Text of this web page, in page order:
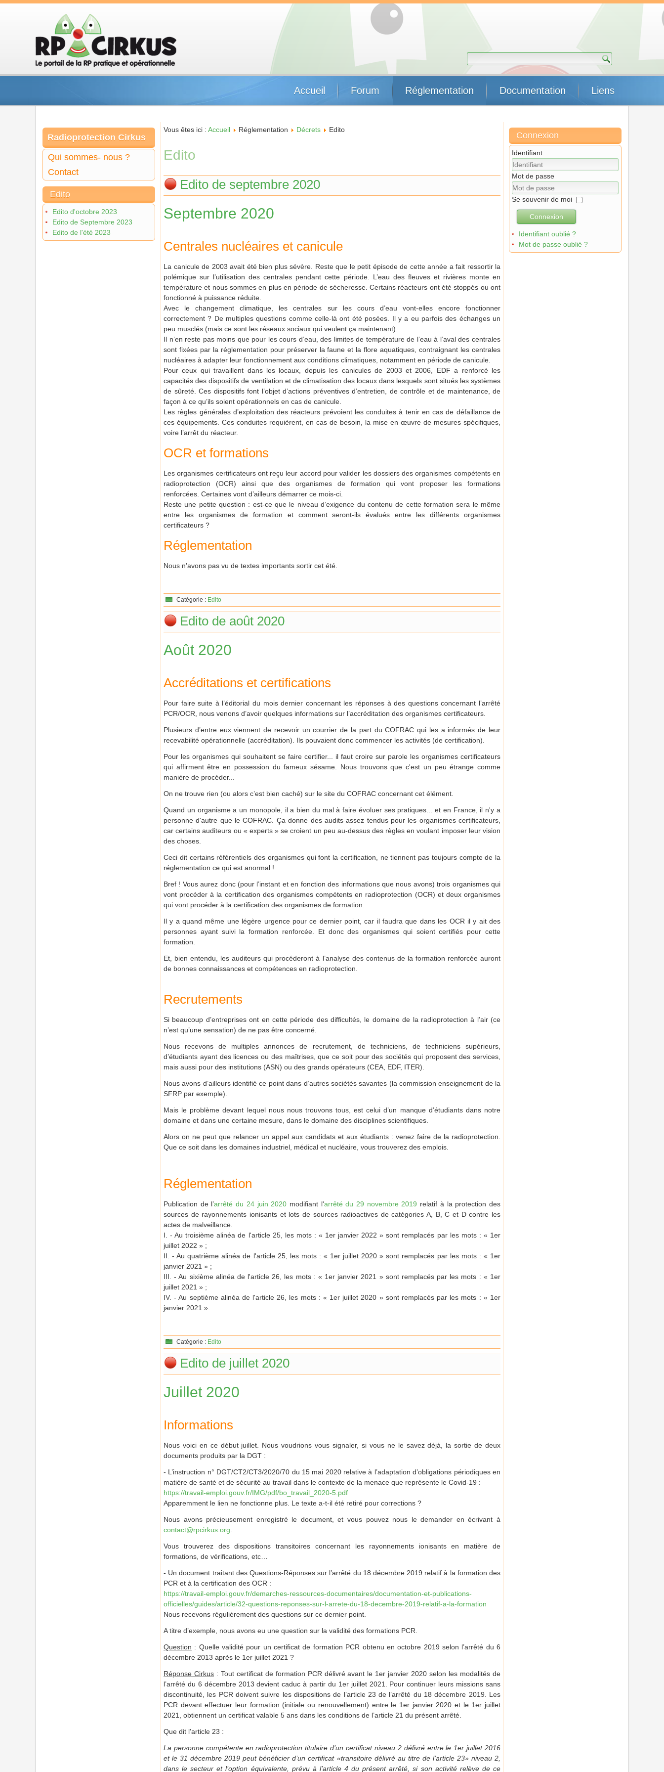
Accueil Forum Réglementation Documentation Liens
Radioprotection Cirkus
Qui sommes- nous ?
Contact
Edito
Edito d'octobre 2023
Edito de Septembre 2023
Edito de l'été 2023
Vous êtes ici : Accueil Réglementation Décrets Edito
Edito
Edito de septembre 2020
Septembre 2020
Centrales nucléaires et canicule
La canicule de 2003 avait été bien plus sévère. Reste que le petit épisode de cette année a fait ressortir la
polémique sur l’utilisation des centrales pendant cette période. L’eau des fleuves et rivières monte en
température et nous sommes en plus en période de sécheresse. Certains réacteurs ont été stoppés ou ont
fonctionné à puissance réduite.
Avec le changement climatique, les centrales sur les cours d’eau vont-elles encore fonctionner
correctement ? De multiples questions comme celle-là ont été posées. Il y a eu parfois des échanges un
peu musclés (mais ce sont les réseaux sociaux qui veulent ça maintenant).
Il n’en reste pas moins que pour les cours d’eau, des limites de température de l’eau à l’aval des centrales
sont fixées par la réglementation pour préserver la faune et la flore aquatiques, contraignant les centrales
nucléaires à adapter leur fonctionnement aux conditions climatiques, notamment en période de canicule.
Pour ceux qui travaillent dans les locaux, depuis les canicules de 2003 et 2006, EDF a renforcé les
capacités des dispositifs de ventilation et de climatisation des locaux dans lesquels sont situés les systèmes
de sûreté. Ces dispositifs font l’objet d’actions préventives d’entretien, de contrôle et de maintenance, de
façon à ce qu’ils soient opérationnels en cas de canicule.
Les règles générales d’exploitation des réacteurs prévoient les conduites à tenir en cas de défaillance de
ces équipements. Ces conduites requièrent, en cas de besoin, la mise en œuvre de mesures spécifiques,
voire l’arrêt du réacteur.
OCR et formations
Les organismes certificateurs ont reçu leur accord pour valider les dossiers des organismes compétents en
radioprotection (OCR) ainsi que des organismes de formation qui vont proposer les formations
renforcées. Certaines vont d’ailleurs démarrer ce mois-ci.
Reste une petite question : est-ce que le niveau d’exigence du contenu de cette formation sera le même
entre les organismes de formation et comment seront-ils évalués entre les différents organismes
certificateurs ?
Réglementation
Nous n’avons pas vu de textes importants sortir cet été.
Catégorie : Edito
Edito de août 2020
Août 2020
Accréditations et certifications
Pour faire suite à l’éditorial du mois dernier concernant les réponses à des questions concernant l’arrêté
PCR/OCR, nous venons d’avoir quelques informations sur l’accréditation des organismes certificateurs.
Plusieurs d’entre eux viennent de recevoir un courrier de la part du COFRAC qui les a informés de leur
recevabilité opérationnelle (accréditation). Ils pouvaient donc commencer les activités (de certification).
Pour les organismes qui souhaitent se faire certifier... il faut croire sur parole les organismes certificateurs
qui affirment être en possession du fameux sésame. Nous trouvons que c'est un peu étrange comme
manière de procéder...
On ne trouve rien (ou alors c’est bien caché) sur le site du COFRAC concernant cet élément.
Quand un organisme a un monopole, il a bien du mal à faire évoluer ses pratiques... et en France, il n'y a
personne d'autre que le COFRAC. Ça donne des audits assez tendus pour les organismes certificateurs,
car certains auditeurs ou « experts » se croient un peu au-dessus des règles en voulant imposer leur vision
des choses.
Ceci dit certains référentiels des organismes qui font la certification, ne tiennent pas toujours compte de la
réglementation ce qui est anormal !
Bref ! Vous aurez donc (pour l’instant et en fonction des informations que nous avons) trois organismes qui
vont procéder à la certification des organismes compétents en radioprotection (OCR) et deux organismes
qui vont procéder à la certification des organismes de formation.
Il y a quand même une légère urgence pour ce dernier point, car il faudra que dans les OCR il y ait des
personnes ayant suivi la formation renforcée. Et donc des organismes qui soient certifiés pour cette
formation.
Et, bien entendu, les auditeurs qui procéderont à l’analyse des contenus de la formation renforcée auront
de bonnes connaissances et compétences en radioprotection.
Recrutements
Si beaucoup d’entreprises ont en cette période des difficultés, le domaine de la radioprotection à l’air (ce
n’est qu’une sensation) de ne pas être concerné.
Nous recevons de multiples annonces de recrutement, de techniciens, de techniciens supérieurs,
d’étudiants ayant des licences ou des maîtrises, que ce soit pour des sociétés qui proposent des services,
mais aussi pour des institutions (ASN) ou des grands opérateurs (CEA, EDF, ITER).
Nous avons d’ailleurs identifié ce point dans d’autres sociétés savantes (la commission enseignement de la
SFRP par exemple).
Mais le problème devant lequel nous nous trouvons tous, est celui d’un manque d’étudiants dans notre
domaine et dans une certaine mesure, dans le domaine des disciplines scientifiques.
Alors on ne peut que relancer un appel aux candidats et aux étudiants : venez faire de la radioprotection.
Que ce soit dans les domaines industriel, médical et nucléaire, vous trouverez des emplois.
Réglementation
Publication de l’arrêté du 24 juin 2020 modifiant l'arrêté du 29 novembre 2019 relatif à la protection des
sources de rayonnements ionisants et lots de sources radioactives de catégories A, B, C et D contre les
actes de malveillance.
I. - Au troisième alinéa de l'article 25, les mots : « 1er janvier 2022 » sont remplacés par les mots : « 1er
juillet 2022 » ;
II. - Au quatrième alinéa de l'article 25, les mots : « 1er juillet 2020 » sont remplacés par les mots : « 1er
janvier 2021 » ;
III. - Au sixième alinéa de l'article 26, les mots : « 1er janvier 2021 » sont remplacés par les mots : « 1er
juillet 2021 » ;
IV. - Au septième alinéa de l'article 26, les mots : « 1er juillet 2020 » sont remplacés par les mots : « 1er
janvier 2021 ».
Catégorie : Edito
Edito de juillet 2020
Juillet 2020
Informations
Nous voici en ce début juillet. Nous voudrions vous signaler, si vous ne le savez déjà, la sortie de deux
documents produits par la DGT :
- L’instruction n° DGT/CT2/CT3/2020/70 du 15 mai 2020 relative à l’adaptation d’obligations périodiques en
matière de santé et de sécurité au travail dans le contexte de la menace que représente le Covid-19 :
https://travail-emploi.gouv.fr/IMG/pdf/bo_travail_2020-5.pdf
Apparemment le lien ne fonctionne plus. Le texte a-t-il été retiré pour corrections ?
Nous avons précieusement enregistré le document, et vous pouvez nous le demander en écrivant à
contact@rpcirkus.org
Vous trouverez des dispositions transitoires concernant les rayonnements ionisants en matière de
formations, de vérifications, etc…
- Un document traitant des Questions-Réponses sur l’arrêté du 18 décembre 2019 relatif à la formation des
PCR et à la certification des OCR :
https://travail-emploi.gouv.fr/demarches-ressources-documentaires/documentation-et-publications-
officielles/guides/article/32-questions-reponses-sur-l-arrete-du-18-decembre-2019-relatif-a-la-formation
Nous recevons régulièrement des questions sur ce dernier point.
A titre d’exemple, nous avons eu une question sur la validité des formations PCR.
Question : Quelle validité pour un certificat de formation PCR obtenu en octobre 2019 selon l’arrêté du 6
décembre 2013 après le 1er juillet 2021 ?
Réponse Cirkus: Tout certificat de formation PCR délivré avant le 1er janvier 2020 selon les modalités de
l’arrêté du 6 décembre 2013 devient caduc à partir du 1er juillet 2021. Pour continuer leurs missions sans
discontinuité, les PCR doivent suivre les dispositions de l’article 23 de l’arrêté du 18 décembre 2019. Les
PCR devant effectuer leur formation (initiale ou renouvellement) entre le 1er janvier 2020 et le 1er juillet
2021, obtiennent un certificat valable 5 ans dans les conditions de l’article 21 du présent arrêté.
Que dit l'article 23 :
La personne compétente en radioprotection titulaire d’un certificat niveau 2 délivré entre le 1er juillet 2016
et le 31 décembre 2019 peut bénéficier d’un certificat «transitoire délivré au titre de l’article 23» niveau 2,
dans le secteur et l’option équivalente, prévu à l’article 4 du présent arrêté, si son activité relève de ce
Connexion
Identifiant
Mot de passe
Se souvenir de moi
Connexion
Identifiant oublié ?
Mot de passe oublié ?